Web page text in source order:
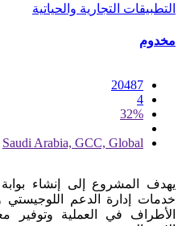
التطبيقات التجارية والحياتية
مخدوم
20487
4
32%
Saudi Arabia, GCC, Global
يهدف المشروع إلى إنشاء
خدمات إدارة الدعم
الأطراف في العملية وتوفير